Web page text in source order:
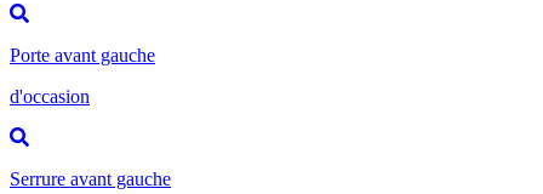
Porte avant gauche
d'occasion
Serrure avant gauche